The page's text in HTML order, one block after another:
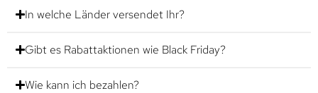
In welche Länder versendet Ihr?
Gibt es Rabattaktionen wie Black Friday?
Wie kann ich bezahlen?